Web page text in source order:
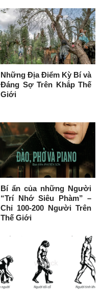
Những Địa Điểm Kỳ Bí và
Đáng Sợ Trên Khắp Thế
Giới
Bí ẩn của những Người
“Trí Nhớ Siêu Phàm” –
Chỉ 100-200 Người Trên
Thế Giới